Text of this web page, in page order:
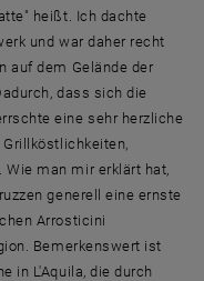
heißt. Ich dachte
und war daher recht
auf dem Gelände der
dass sich die
eine sehr herzliche
Wie man mir erklärt hat,
generell eine ernste
Arrosticini
Bemerkenswert ist
in L'Aquila, die durch